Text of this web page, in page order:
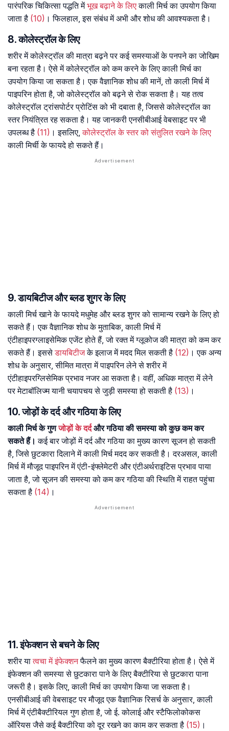
पारंपरिक चिकित्सा पद्धति मेंभूख बढ़ाने के लिएकाली मिर्च का उपयोग किया
जाता है (10) । फिलहाल, इस संबंध में अभी और शोध की आवश्यकता है।
8. कोलेस्ट्रॉल के लिए
शरीर में कोलेस्ट्रॉल की मात्रा बढ़ने पर कई समस्याओं के पनपने का जोखिम
बना रहता है। ऐसे में कोलेस्ट्रॉल को कम करने के लिए काली मिर्च का
उपयोग किया जा सकता है। एक वैज्ञानिक शोध की मानें, तो काली मिर्च में
पाइपरिन होता है, जो कोलेस्ट्रॉल को बढ़ने से रोक सकता है। यह तत्व
कोलेस्ट्रॉल ट्रांसपोर्टर प्रोटिंस को भी दबाता है, जिससे कोलेस्ट्रॉल का
स्तर नियंत्रित रह सकता है। यह जानकरी एनसीबीआई वेबसाइट पर भी
उपलब्ध है (11) । इसलिए,कोलेस्ट्रॉल के स्तर को संतुलित रखने के लिए
काली मिर्ची के फायदे हो सकते हैं।
9. डायबिटीज और ब्लड शुगर के लिए
काली मिर्च खाने के फायदे मधुमेह और ब्लड शुगर को सामान्य रखने के लिए हो
सकते हैं। एक वैज्ञानिक शोध के मुताबिक, काली मिर्च में
एंटीहाइपरग्लाइसेमिक एजेंट होते हैं, जो रक्त में ग्लूकोज की मात्रा को कम कर
सकते हैं। इससेडायबिटीजके इलाज में मदद मिल सकती है (12) । एक अन्य
शोध के अनुसार, सीमित मात्रा में पाइपरिन लेने से शरीर में
एंटीहाइपरग्लिसेमिक प्रभाव नजर आ सकता है। वहीं, अधिक मात्रा में लेने
पर मेटाबॉलिज्म यानी चयापचय से जुड़ी समस्या हो सकती है (13) ।
10. जोड़ों के दर्द और गठिया के लिए
काली मिर्च के गुणजोड़ों के दर्दऔर गठिया की समस्या को कुछ कम कर
सकते हैं। कई बार जोड़ों में दर्द और गठिया का मुख्य कारण सूजन हो सकती
है, जिसे छुटकारा दिलाने में काली मिर्च मदद कर सकती है। दरअसल, काली
मिर्च में मौजूद पाइपरिन में एंटी-इंफ्लेमेटरी और एंटीअर्थराइटिस प्रभाव पाया
जाता है, जो सूजन की समस्या को कम कर गठिया की स्थिति में राहत पहुंचा
सकता है (14) ।
11. इंफेक्शन से बचने के लिए
शरीर यात्वचा में इंफेक्शनफैलने का मुख्य कारण बैक्टीरिया होता है। ऐसे में
इंफेक्शन की समस्या से छुटकारा पाने के लिए बैक्टीरिया से छुटकारा पाना
जरूरी है। इसके लिए, काली मिर्च का उपयोग किया जा सकता है।
एनसीबीआई की वेबसाइट पर मौजूद एक वैज्ञानिक रिसर्च के अनुसार, काली
मिर्च में एंटीबैक्टीरियल गुण होता है, जो ई. कोलाई और स्टैफिलोकोकस
ऑरियस जैसे कई बैक्टीरिया को दूर रखने का काम कर सकता है (15) ।